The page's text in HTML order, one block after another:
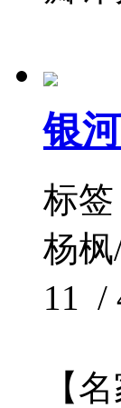
银
标签
杨
11 /
【